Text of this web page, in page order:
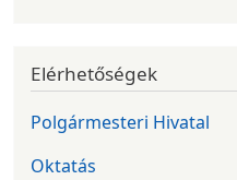
Elérhetőségek
Polgármesteri Hivatal
Oktatás